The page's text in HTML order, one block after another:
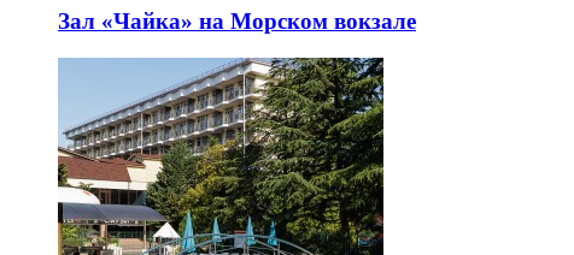
Зал «Чайка» на Морском вокзале